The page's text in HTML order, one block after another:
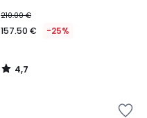
210.00 €
157.50 € -25%
4,7
/